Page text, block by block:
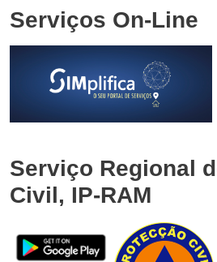
Serviços On-Line
Serviço Regional
Civil, IP-RAM